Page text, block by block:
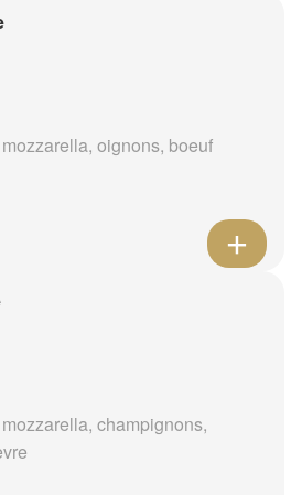
oignons, boeuf
champignons,